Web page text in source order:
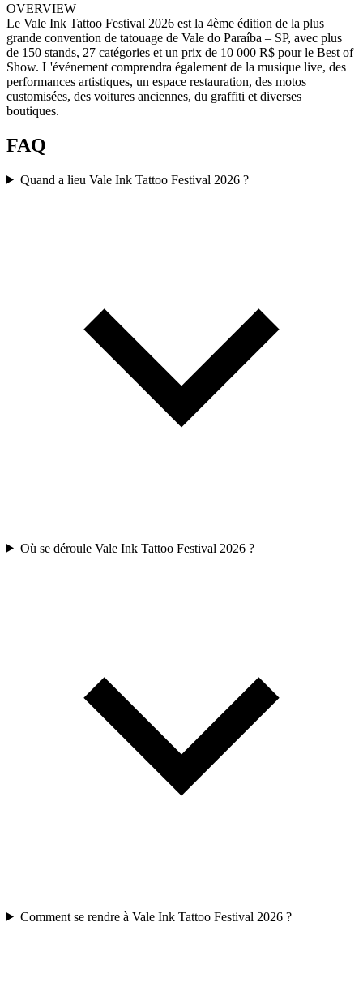
OVERVIEW
Le Vale Ink Tattoo Festival 2026 est la 4ème édition de la plus
grande convention de tatouage de Vale do Paraíba – SP, avec plus
de 150 stands, 27 catégories et un prix de 10 000 R$ pour le Best of
Show. L'événement comprendra également de la musique live, des
performances artistiques, un espace restauration, des motos
customisées, des voitures anciennes, du graffiti et diverses
boutiques.
FAQ
Quand a lieu Vale Ink Tattoo Festival 2026 ?
Où se déroule Vale Ink Tattoo Festival 2026 ?
Comment se rendre à Vale Ink Tattoo Festival 2026 ?